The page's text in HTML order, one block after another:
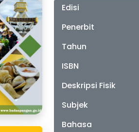
Edisi
Penerbit
Tahun
ISBN
Deskripsi Fisik
Subjek
Bahasa